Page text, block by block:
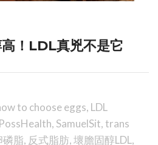
！LDL真兇不是它
to choose eggs, LDL
PossHealth, SamuelSit, trans
磷脂, 反式脂肪,壞膽固醇LDL,